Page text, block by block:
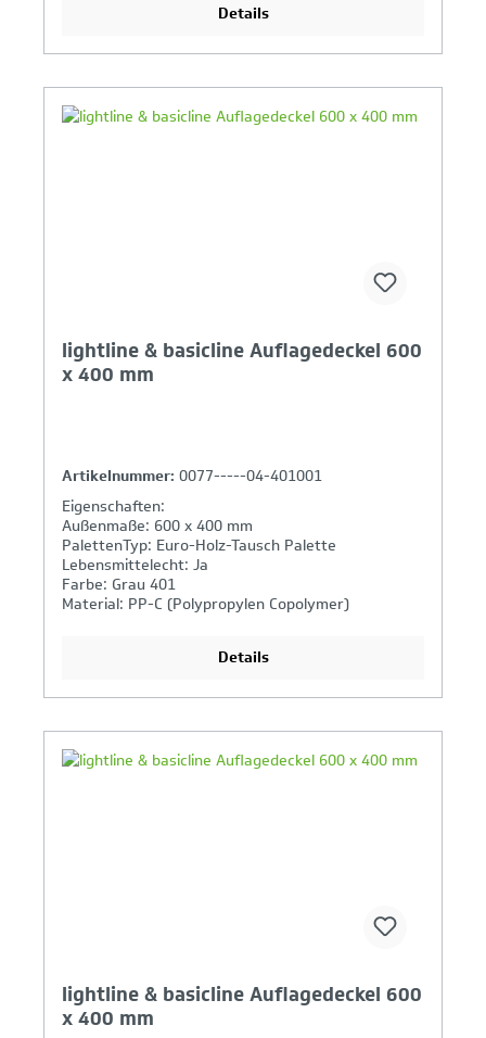
Details
Ihr Produktvergleich ist voll
lightline & basicline Auflagedeckel 600
x 400 mm
Artikelnummer: 0077-----04-401001
Eigenschaften:
Außenmaße: 600 x 400 mm
PalettenTyp: Euro-Holz-Tausch Palette
Lebensmittelecht: Ja
Farbe: Grau 401
Material: PP-C (Polypropylen Copolymer)
Details
Ihr Produktvergleich ist voll
lightline & basicline Auflagedeckel 600
x 400 mm